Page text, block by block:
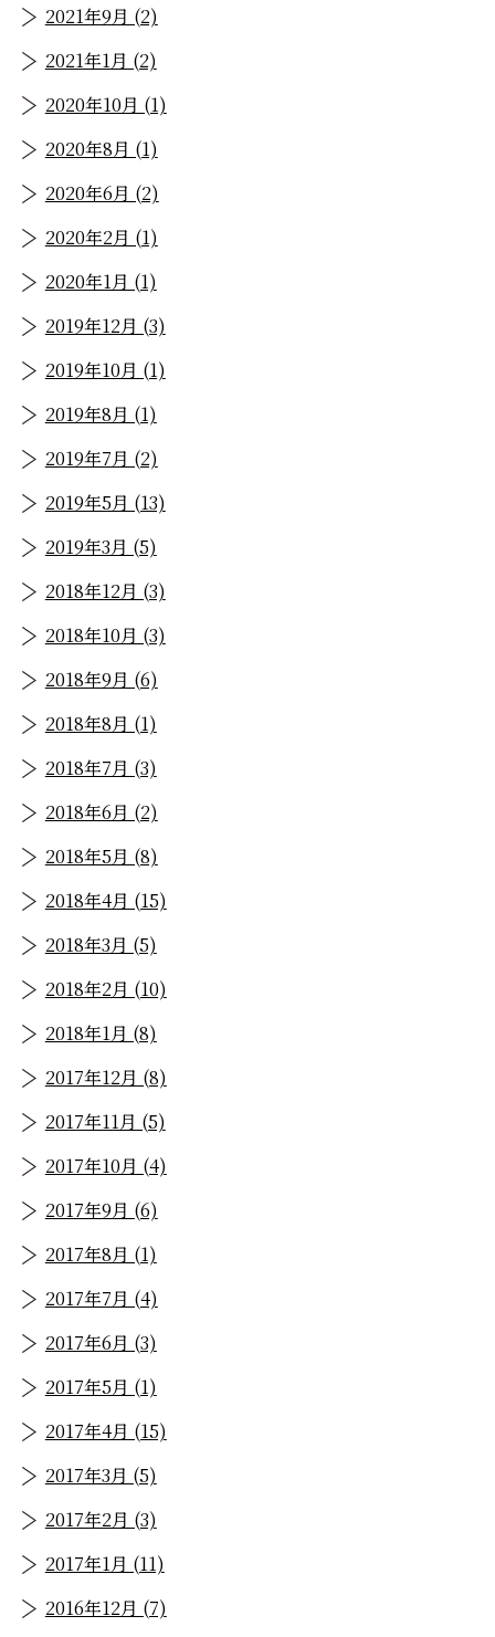
2021年9月 (2)
2021年1月 (2)
2020年10月 (1)
2020年8月 (1)
2020年6月 (2)
2020年2月 (1)
2020年1月 (1)
2019年12月 (3)
2019年10月 (1)
2019年8月 (1)
2019年7月 (2)
2019年5月 (13)
2019年3月 (5)
2018年12月 (3)
2018年10月 (3)
2018年9月 (6)
2018年8月 (1)
2018年7月 (3)
2018年6月 (2)
2018年5月 (8)
2018年4月 (15)
2018年3月 (5)
2018年2月 (10)
2018年1月 (8)
2017年12月 (8)
2017年11月 (5)
2017年10月 (4)
2017年9月 (6)
2017年8月 (1)
2017年7月 (4)
2017年6月 (3)
2017年5月 (1)
2017年4月 (15)
2017年3月 (5)
2017年2月 (3)
2017年1月 (11)
2016年12月 (7)